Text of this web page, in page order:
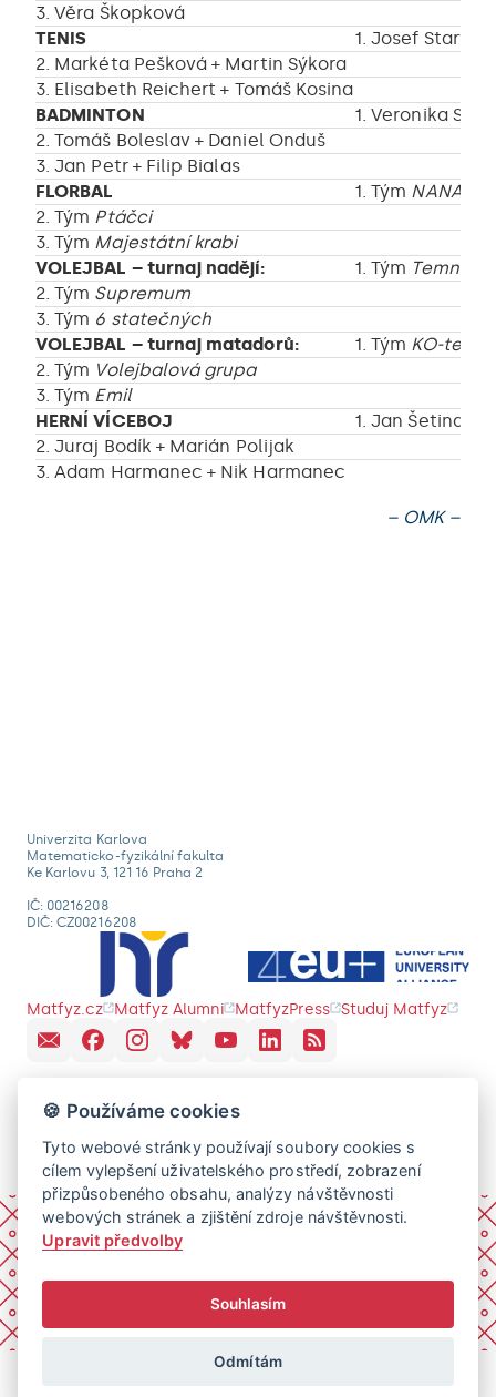
3. Věra Škopková
TENIS
1. Josef
2. Markéta Pešková + Martin Sýkora
3. Elisabeth Reichert + Tomáš Kosina
BADMINTON
1. Veronika
2. Tomáš Boleslav + Daniel Onduš
3. Jan Petr + Filip Bialas
FLORBAL
1. Tým NANANA
2. Tým Ptáčci
3. Tým Majestátní krabi
VOLEJBAL – turnaj nadějí:
1. Tým Temná
2. Tým Supremum
3. Tým 6 statečných
VOLEJBAL – turnaj matadorů:
1. Tým KO-tek
2. Tým Volejbalová grupa
3. Tým Emil
HERNÍ VÍCEBOJ
1. Jan Šetina +
2. Juraj Bodík + Marián Polijak
3. Adam Harmanec + Nik Harmanec
– OMK –
Univerzita Karlova
Matematicko-fyzikální fakulta
Ke Karlovu 3, 121 16 Praha 2
IČ: 00216208
DIČ: CZ00216208
Matfyz.cz Matfyz Alumni MatfyzPress Studuj Matfyz
🍪 Používáme cookies
Tyto webové stránky používají soubory cookies s
cílem vylepšení uživatelského prostředí, zobrazení
přizpůsobeného obsahu, analýzy návštěvnosti
webových stránek a zjištění zdroje návštěvnosti.
Upravit předvolby
Souhlasím
Odmítám